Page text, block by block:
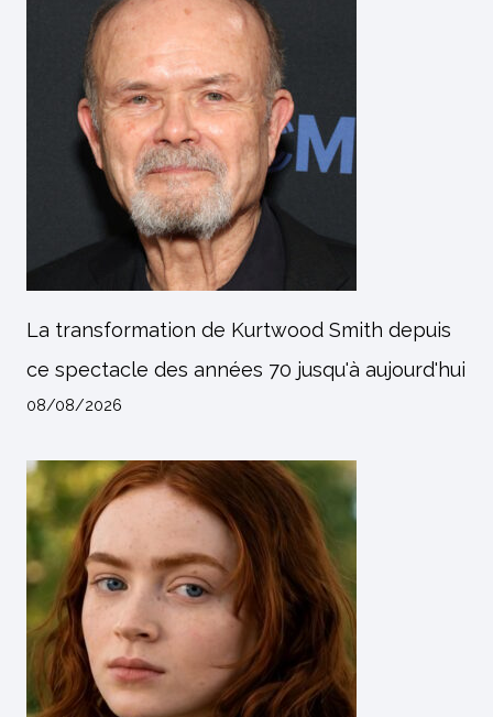
La transformation de Kurtwood Smith depuis
ce spectacle des années 70 jusqu'à aujourd'hui
08/08/2026